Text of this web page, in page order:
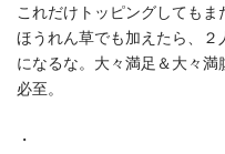
これだけトッピングしても
ほうれん草でも加えたら、２
になるな。大々満足＆大々
必至。
・